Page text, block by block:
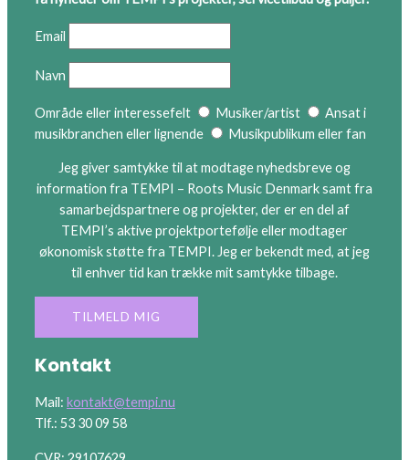
Email
Navn
Område eller interessefelt Musiker/artist
Ansat i
musikbranchen eller lignende
Musikpublikum eller fan
Jeg giver samtykke til at modtage nyhedsbreve og
information fra TEMPI – Roots Music Denmark samt fra
samarbejdspartnere og projekter, der er en del af
TEMPI’s aktive projektportefølje eller modtager
økonomisk støtte fra TEMPI. Jeg er bekendt med, at jeg
til enhver tid kan trække mit samtykke tilbage.
Kontakt
Mail: kontakt@tempi.nu
Tlf.: 53 30 09 58